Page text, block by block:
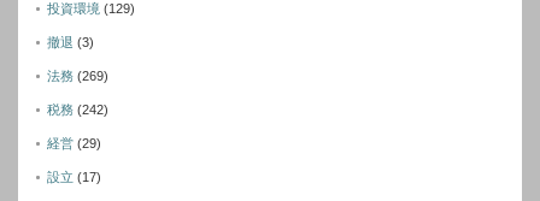
投資環境 (129)
撤退 (3)
法務 (269)
税務 (242)
経営 (29)
設立 (17)